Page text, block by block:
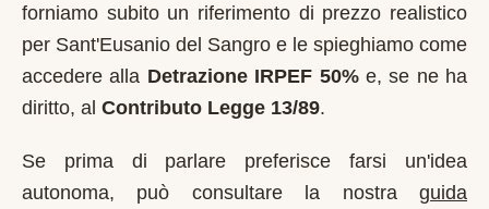
forniamo subito un riferimento di prezzo realistico
per Sant'Eusanio del Sangro e le spieghiamo come
accedere alla Detrazione IRPEF 50%e, se ne ha
diritto, al Contributo Legge 13/89.
Se prima di parlare preferisce farsi un'idea
autonoma, può consultare la nostra
guida